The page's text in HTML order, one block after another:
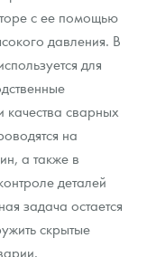
с ее помощью
давления. В
для
качества сварных
на
а также в
деталей
задача остается
скрытые